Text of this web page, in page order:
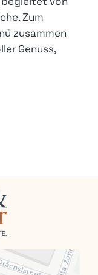
Zum
zusammen
Genuss,